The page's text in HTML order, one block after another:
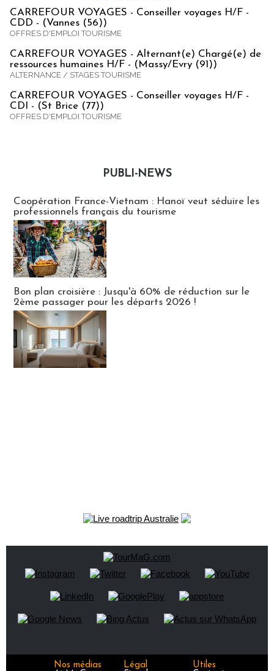
CARREFOUR VOYAGES - Conseiller voyages H/F -
CDD - (Vannes (56))
OFFRES D'EMPLOI TOURISME
CARREFOUR VOYAGES - Alternant(e) Chargé(e) de
ressources humaines H/F - (Massy/Evry (91))
ALTERNANCE / STAGES TOURISME
CARREFOUR VOYAGES - Conseiller voyages H/F -
CDI - (St Brice (77))
OFFRES D'EMPLOI TOURISME
PUBLI-NEWS
Coopération France-Vietnam : Hanoï veut séduire les
professionnels français du tourisme
Bon plan croisière : Jusqu'à 60% de réduction sur le
2ème passager pour les départs 2026 !
Nos médias
Légal
Utiles